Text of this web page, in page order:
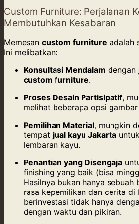
Custom Furniture: Perjalanan
Membutuhkan Kesabaran
Memesan custom furniture adalah
Ini melibatkan:
Konsultasi Mendalam dengan
custom furniture.
Proses Desain Partisipatif,
melihat beberapa opsi gambar
Pemilihan Material, mungkin
tempat jual kayu Jakarta
lembaran kayu.
Penantian yang Disengaja
finishing yang baik (bisa
Hasilnya bukan hanya sebuah
rasa kepemilikan dan cerita di
berinvestasi tidak hanya
dengan waktu dan pikiran.